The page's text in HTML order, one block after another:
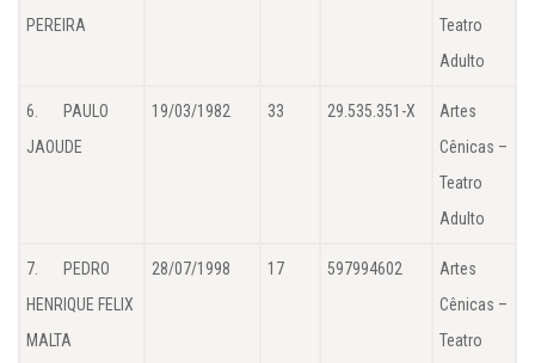
PEREIRA
Teatro
Adulto
6. PAULO
JAOUDE
19/03/1982 33 29.535.351-X
Artes
Cênicas –
Teatro
Adulto
7. PEDRO
HENRIQUE FELIX
MALTA
28/07/1998 17 597994602
Artes
Cênicas –
Teatro